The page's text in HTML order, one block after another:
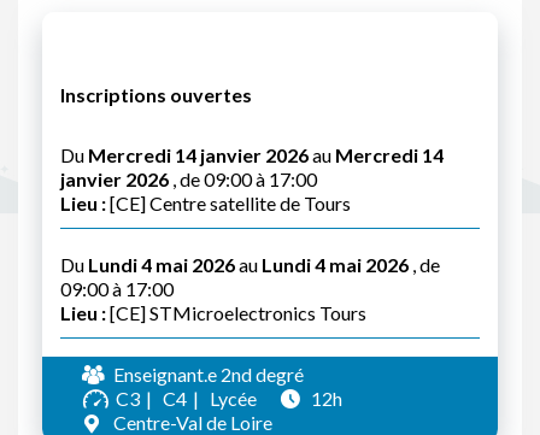
Inscriptions ouvertes
Du Mercredi 14 janvier 2026au Mercredi 14
janvier 2026 , de 09:00 à 17:00
Lieu :[CE] Centre satellite de Tours
Du Lundi 4 mai 2026au Lundi 4 mai 2026 , de
09:00 à 17:00
Lieu :[CE] STMicroelectronics Tours
Enseignant.e 2nd degré
C3
C4 Lycée
12h
Centre-Val de Loire